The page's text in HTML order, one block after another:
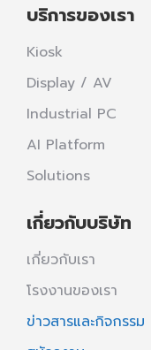
บริการของเรา
Kiosk
Display / AV
Industrial PC
AI Platform
Solutions
เกี่ยวกับบริษัท
เกี่ยวกับเรา
โรงงานของเรา
ข่าวสารและกิจกรรม